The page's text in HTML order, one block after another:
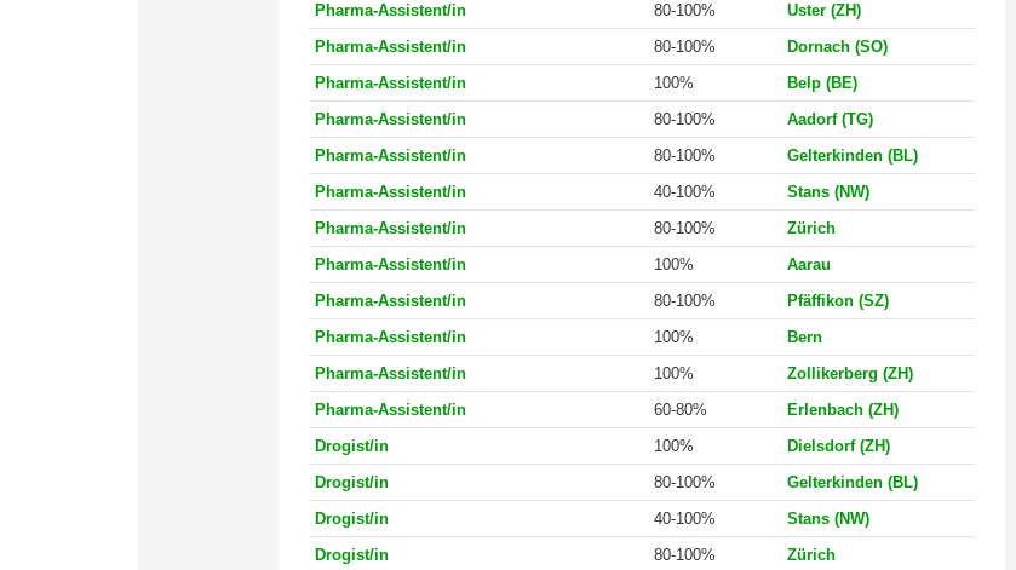
Pharma-Assistent/in
80-100%
Uster (ZH)
Pharma-Assistent/in
80-100%
Dornach (SO)
Pharma-Assistent/in
100%
Belp (BE)
Pharma-Assistent/in
80-100%
Aadorf (TG)
Pharma-Assistent/in
80-100%
Gelterkinden (BL)
Pharma-Assistent/in
40-100%
Stans (NW)
Pharma-Assistent/in
80-100%
Zürich
Pharma-Assistent/in
100%
Aarau
Pharma-Assistent/in
80-100%
Pfäffikon (SZ)
Pharma-Assistent/in
100%
Bern
Pharma-Assistent/in
100%
Zollikerberg (ZH)
Pharma-Assistent/in
60-80%
Erlenbach (ZH)
Drogist/in
100%
Dielsdorf (ZH)
Drogist/in
80-100%
Gelterkinden (BL)
Drogist/in
40-100%
Stans (NW)
Drogist/in
80-100%
Zürich